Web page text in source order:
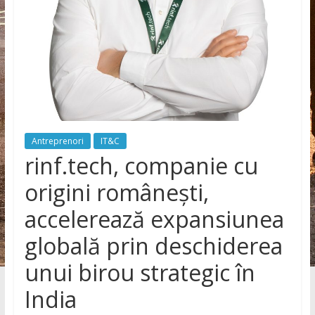
Antreprenori IT&C
rinf.tech, companie cu
origini românești,
accelerează expansiunea
globală prin deschiderea
unui birou strategic în
India